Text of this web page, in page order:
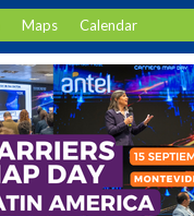
Maps Calendar